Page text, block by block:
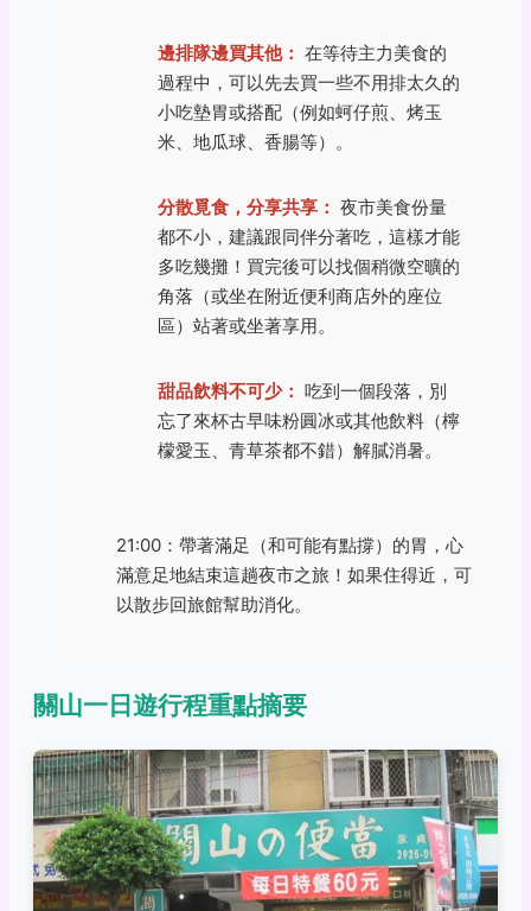
邊排隊邊買其他： 在等待主力美食的
過程中，可以先去買一些不用排太久的
小吃墊胃或搭配（例如蚵仔煎、烤玉
米、地瓜球、香腸等）。
分散覓食，分享共享： 夜市美食份量
都不小，建議跟同伴分著吃，這樣才能
多吃幾攤！買完後可以找個稍微空曠的
角落（或坐在附近便利商店外的座位
區）站著或坐著享用。
甜品飲料不可少： 吃到一個段落，別
忘了來杯古早味粉圓冰或其他飲料（檸
檬愛玉、青草茶都不錯）解膩消暑。
21:00：帶著滿足（和可能有點撐）的胃，心
滿意足地結束這趟夜市之旅！如果住得近，可
以散步回旅館幫助消化。
關山一日遊行程重點摘要